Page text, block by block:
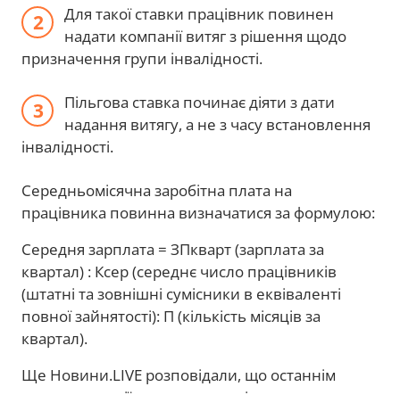
Для такої ставки працівник повинен
надати компанії витяг з рішення щодо
призначення групи інвалідності.
Пільгова ставка починає діяти з дати
надання витягу, а не з часу встановлення
інвалідності.
Середньомісячна заробітна плата на
працівника повинна визначатися за формулою:
Середня зарплата = ЗПкварт (зарплата за
квартал) : Ксер (середнє число працівників
(штатні та зовнішні сумісники в еквіваленті
повної зайнятості): П (кількість місяців за
квартал).
Ще Новини.LIVE розповідали, що останнім